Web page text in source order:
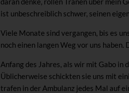
ist unbeschreiblich schwer, seinen
Viele Monate sind vergangen, bis es
noch einen langen Weg vor uns haben.
Anfang des Jahres, als wir mit Gabo in
Üblicherweise schickten sie uns mit
trafen in der Ambulanz jedes Mal auf